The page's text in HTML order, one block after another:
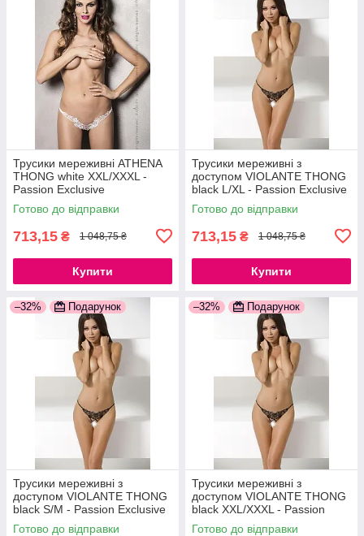
Трусики мереживні ATHENA
THONG white XXL/XXXL -
Passion Exclusive
777Store.com.ua
Готово до відправки
713,15 ₴ 1 048,75 ₴
Купити
Трусики мереживні з
доступом VIOLANTE THONG
black L/XL - Passion Exclusive
777Store.com.ua
Готово до відправки
713,15 ₴ 1 048,75 ₴
Купити
–32% Подарунок
Трусики мереживні з
доступом VIOLANTE THONG
black S/M - Passion Exclusive
777Store.com.ua
Готово до відправки
–32% Подарунок
Трусики мереживні з
доступом VIOLANTE THONG
black XXL/XXXL - Passion
Exclusive 777Store.com.ua
Готово до відправки